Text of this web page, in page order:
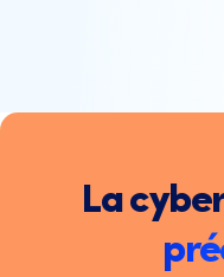
La